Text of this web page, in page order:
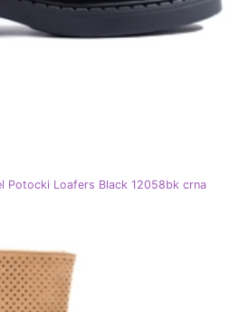
Potocki Loafers Black 12058bk crna